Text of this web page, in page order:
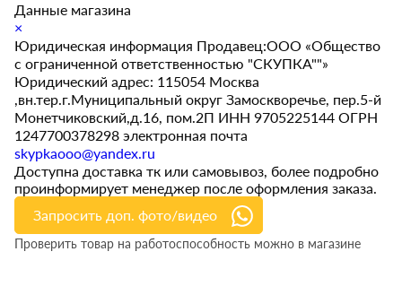
Данные магазина
×
Юридическая информация Продавец:ООО «Общество
с ограниченной ответственностью "СКУПКА""»
Юридический адрес: 115054 Москва
,вн.тер.г.Муниципальный округ Замоскворечье, пер.5-й
Монетчиковский,д.16, пом.2П ИНН 9705225144 ОГРН
1247700378298 электронная почта
skypkaooo@yandex.ru
Доступна доставка тк или самовывоз, более подробно
проинформирует менеджер после оформления заказа.
Запросить доп. фото/видео
Проверить товар на работоспособность можно в магазине